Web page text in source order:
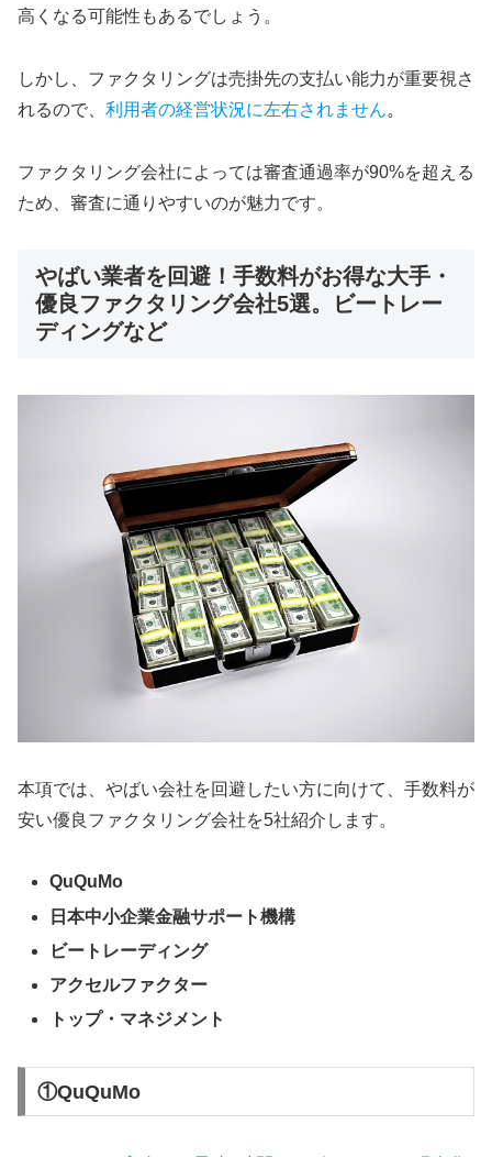
高くなる可能性もあるでしょう。
しかし、ファクタリングは売掛先の支払い能力が重要視さ
れるので、 利用者の経営状況に左右されません。
ファクタリング会社によっては審査通過率が90%を超える
ため、審査に通りやすいのが魅力です。
やばい業者を回避！手数料がお得な大手・
優良ファクタリング会社5選。ビートレー
ディングなど
本項では、やばい会社を回避したい方に向けて、手数料が
安い優良ファクタリング会社を5社紹介します。
QuQuMo
日本中小企業金融サポート機構
ビートレーディング
アクセルファクター
トップ・マネジメント
①QuQuMo